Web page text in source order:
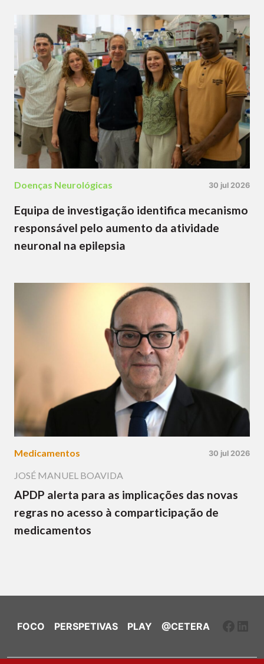
Doenças Neurológicas 30 jul 2026
Equipa de investigação identifica mecanismo
responsável pelo aumento da atividade
neuronal na epilepsia
Medicamentos 30 jul 2026
JOSÉ MANUEL BOAVIDA
APDP alerta para as implicações das novas
regras no acesso à comparticipação de
medicamentos
FOCO PERSPETIVAS PLAY @CETERA